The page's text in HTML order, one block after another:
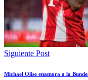
Siguiente Post
Michael Olise enamora a la